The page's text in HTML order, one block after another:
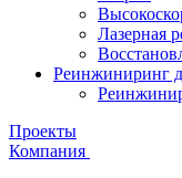
Лазерная
Реинжиниринг
Проекты
Компания